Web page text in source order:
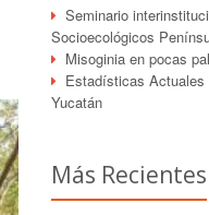
Seminario
Socioecológicos
Misoginia en pocas
Estadísticas
Yucatán
Más Recientes